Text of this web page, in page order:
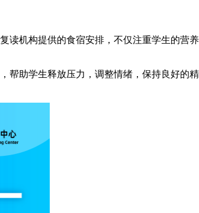
机构提供的食宿安排，不仅注重学生的营养
助学生释放压力，调整情绪，保持良好的精